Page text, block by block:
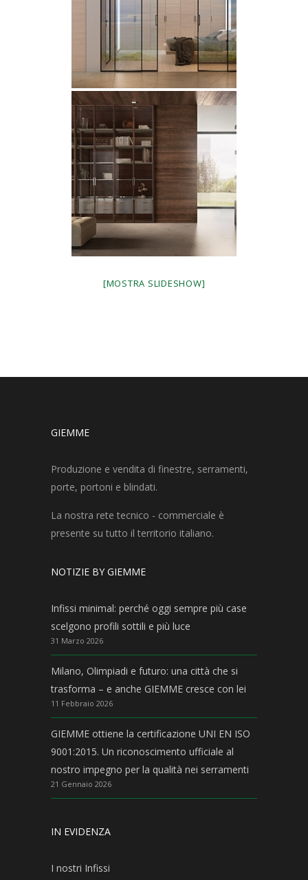
[MOSTRA SLIDESHOW]
GIEMME
Produzione e vendita di finestre, serramenti,
porte, portoni e blindati.
La nostra rete tecnico - commerciale è
presente su tutto il territorio italiano.
NOTIZIE BY GIEMME
Infissi minimal: perché oggi sempre più case
scelgono profili sottili e più luce
31 Marzo 2026
Milano, Olimpiadi e futuro: una città che si
trasforma – e anche GIEMME cresce con lei
11 Febbraio 2026
GIEMME ottiene la certificazione UNI EN ISO
9001:2015. Un riconoscimento ufficiale al
nostro impegno per la qualità nei serramenti
21 Gennaio 2026
IN EVIDENZA
I nostri Infissi